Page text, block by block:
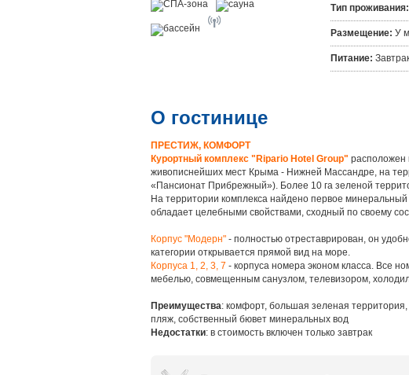
Тип проживания:
Размещение: У
Питание:
О гостинице
ПРЕСТИЖ, КОМФОРТ
Курортный комплекс "Ripario Hotel Group" расположен
живописнейших мест Крыма - Нижней Массандре, на
«Пансионат Прибрежный»). Более 10 га зеленой
На территории комплекса найдено первое
обладает целебными свойствами, сходный по своему
Корпус "Модерн" - полностью отреставрирован, он
категории открывается прямой вид на море.
Корпуса 1, 2, 3, 7 - корпуса номера эконом класса. Все
мебелью, совмещенным санузлом, телевизором,
Преимущества: комфорт, большая зеленая
пляж, собственный бювет минеральных вод
Недостатки: в стоимость включен только завтрак